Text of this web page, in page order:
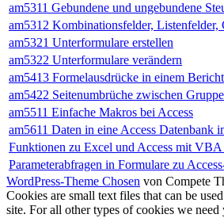
am5311 Gebundene und ungebundene
am5312 Kombinationsfelder,
am5321 Unterformulare erstellen
am5322 Unterformulare verändern
am5413 Formelausdrücke in einem Bericht
am5422 Seitenumbrüche zwischen
am5511 Einfache Makros bei Access
am5611 Daten in eine Access Datenbank
Funktionen zu Excel und Access mit
Parameterabfragen in Formulare zu
WordPress-Theme Chosen von Compete
Cookies are small text files that can be
site. For all other types of cookies we